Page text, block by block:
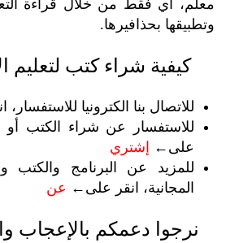
معلم، أي فقط من خلال قراءة
وتطبيقها بحذافيرها.
كيفية شراء كتب لتعليم
للاتصال بنا الكترونيا
للاستفسار عن شراء الكتب أو
على←
إشتري
للمزيد عن البرنامج والكتب
المجانية، انقر على← عن
نرجوا دعمكم بالإعجاب